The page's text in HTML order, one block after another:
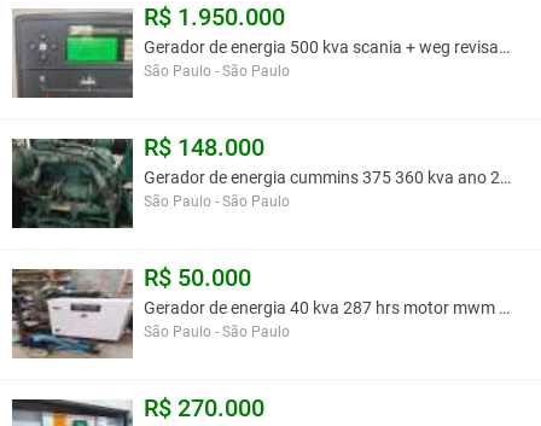
R$ 98.000,00
LOCALIZADO EM SP
Você assume toda a responsabilidade pela cotação deste item. Você acha que
este anúncio é contra a política de Agroads?
R$ 1.950.000
Gerador de energia 500 kva scania + weg revisado p
São Paulo - São Paulo
R$ 148.000
Gerador de energia cummins 375 360 kva ano 2014 +
São Paulo - São Paulo
R$ 50.000
Gerador de energia 40 kva 287 hrs motor mwm + cram
São Paulo - São Paulo
R$ 270.000